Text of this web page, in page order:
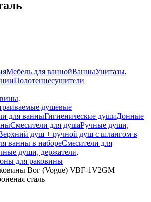
Мебель для ваннойВанныУнитазы,
Полотенцесушители
душевые
для ванныГигиенические душиДонные
Смесители для душаРучные души,
душ + ручной душ с шлангом в
ванны в набореСмесители для
души, держатели,
для раковины
Вог (Vogue) VBF-1V2GM
сталь